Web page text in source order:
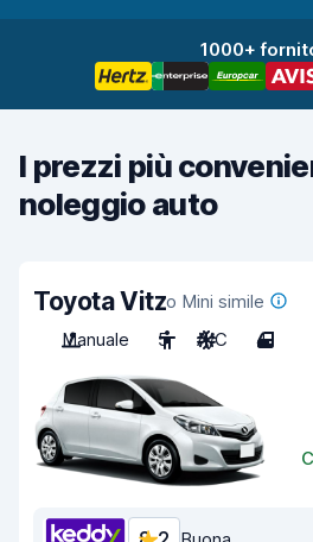
1000+
I prezzi più
noleggio auto
Toyota Vitzo Mini simile
Manuale
5 A/C 4